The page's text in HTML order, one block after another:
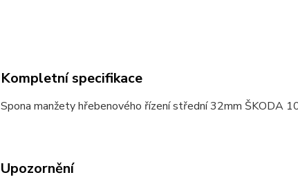
Kompletní specifikace
Spona manžety hřebenového řízení střední 32mm ŠKODA
Upozornění